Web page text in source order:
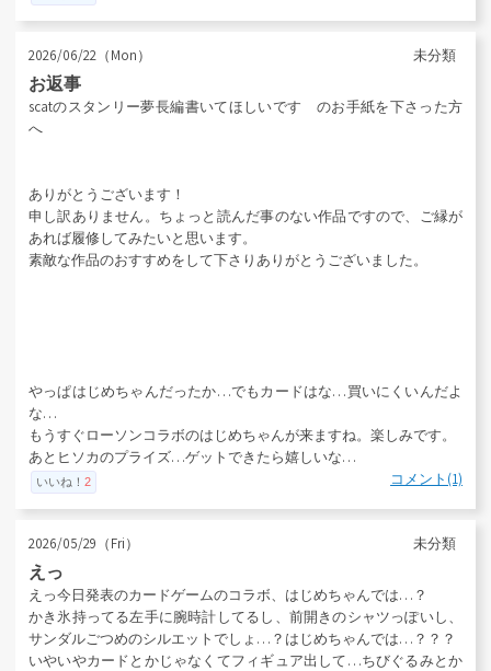
2026/06/22（Mon） 未分類
お返事
scatのスタンリー夢長編書いてほしいです のお手紙を下さった方
へ
ありがとうございます！
申し訳ありません。ちょっと読んだ事のない作品ですので、ご縁が
あれば履修してみたいと思います。
素敵な作品のおすすめをして下さりありがとうございました。
やっぱはじめちゃんだったか…でもカードはな…買いにくいんだよ
な…
もうすぐローソンコラボのはじめちゃんが来ますね。楽しみです。
あとヒソカのプライズ…ゲットできたら嬉しいな…
いいね！ 2 コメント(1)
2026/05/29（Fri） 未分類
えっ
えっ今日発表のカードゲームのコラボ、はじめちゃんでは…？
かき氷持ってる左手に腕時計してるし、前開きのシャツっぽいし、
サンダルごつめのシルエットでしょ…？はじめちゃんでは…？？？
いやいやカードとかじゃなくてフィギュア出して…ちびぐるみとか